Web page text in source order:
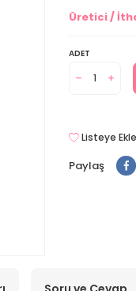
Üretici /
ADET
Listeye Ekle
Paylaş